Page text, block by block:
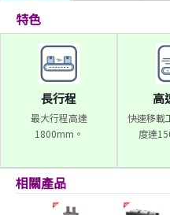
相關產品
特色
長行程
最大行程高達
1800mm。
高
快速移載
度達